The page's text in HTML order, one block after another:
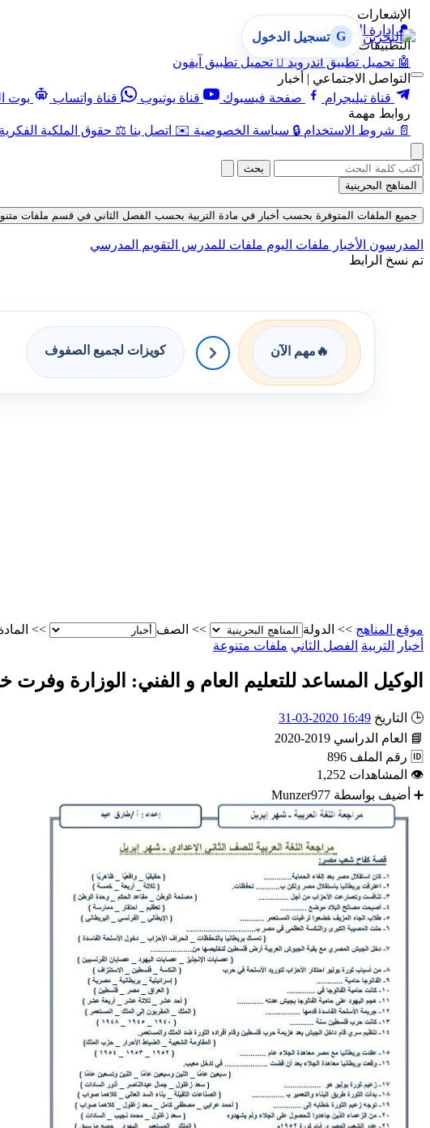
الإشعارات
🔔 إدارة الإشعارات
التطبيقات
🤖 تحميل تطبيق أندرويد  تحميل تطبيق آيفون
التواصل الاجتماعي | أخبار
قناة تيليجرام
صفحة فيسبوك قناة يوتيوب قناة واتساب
بوت
روابط مهمة
📄 شروط الاستخدام 🔒 سياسة الخصوصية ✉️ اتصل بنا ⚖️ حقوق الملكية الفكرية
G تسجيل الدخول
بحث
المناهج البحرينية
جميع الملفات المتوفرة بحسب أخبار في مادة التربية بحسب الفصل الثاني في قسم ملفات متنوعة حتى
المدرسون الأخبار ملفات اليوم ملفات للمدرس التقويم المدرسي
تم نسخ الرابط
🔥 مهم الآن كويزات لجميع الصفوف
موقع المناهج >> الدولة >> الصف >>
أخبار
التربية الفصل الثاني ملفات متنوعة
الوكيل المساعد للتعليم العام و الفني: الوزارة وفرت
🕒 التاريخ 16:49 2020-03-31
📘
العام الدراسي 2019-2020
🆔 رقم الملف 896
👁 المشاهدات 1,252
➕ أضيف بواسطة Munzer977